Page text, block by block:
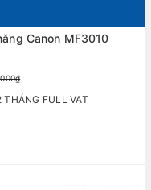
Canon MF3010
THÁNG FULL VAT